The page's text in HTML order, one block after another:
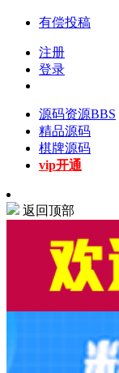
有偿投稿
注册
登录
源码资源BBS
精品源码
棋牌源码
vip开通
返回顶部